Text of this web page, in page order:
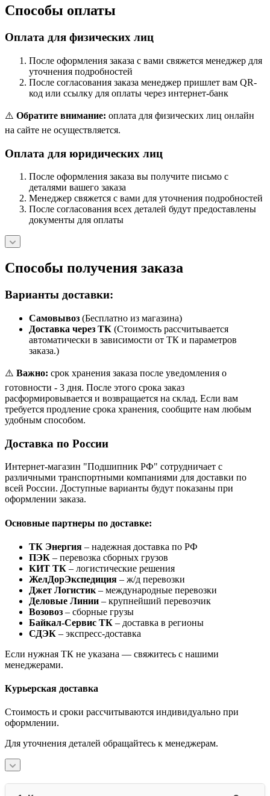
Способы оплаты
Оплата для физических лиц
После оформления заказа с вами свяжется менеджер для
уточнения подробностей
После согласования заказа менеджер пришлет вам QR-
код или ссылку для оплаты через интернет-банк
⚠️ Обратите внимание: оплата для физических лиц онлайн
на сайте не осуществляется.
Оплата для юридических лиц
После оформления заказа вы получите письмо с
деталями вашего заказа
Менеджер свяжется с вами для уточнения подробностей
После согласования всех деталей будут предоставлены
документы для оплаты
Способы получения заказа
Варианты доставки:
Самовывоз (Бесплатно из магазина)
Доставка через ТК (Стоимость рассчитывается
автоматически в зависимости от ТК и параметров
заказа.)
⚠️ Важно: срок хранения заказа после уведомления о
готовности - 3 дня. После этого срока заказ
расформировывается и возвращается на склад. Если вам
требуется продление срока хранения, сообщите нам любым
удобным способом.
Доставка по России
Интернет-магазин "Подшипник РФ" сотрудничает с
различными транспортными компаниями для доставки по
всей России. Доступные варианты будут показаны при
оформлении заказа.
Основные партнеры по доставке:
ТК Энергия – надежная доставка по РФ
ПЭК – перевозка сборных грузов
КИТ ТК – логистические решения
ЖелДорЭкспедиция – ж/д перевозки
Джет Логистик – международные перевозки
Деловые Линии – крупнейший перевозчик
Возовоз – сборные грузы
Байкал-Сервис ТК – доставка в регионы
СДЭК – экспресс-доставка
Если нужная ТК не указана — свяжитесь с нашими
менеджерами.
Курьерская доставка
Стоимость и сроки рассчитываются индивидуально при
оформлении.
Для уточнения деталей обращайтесь к менеджерам.